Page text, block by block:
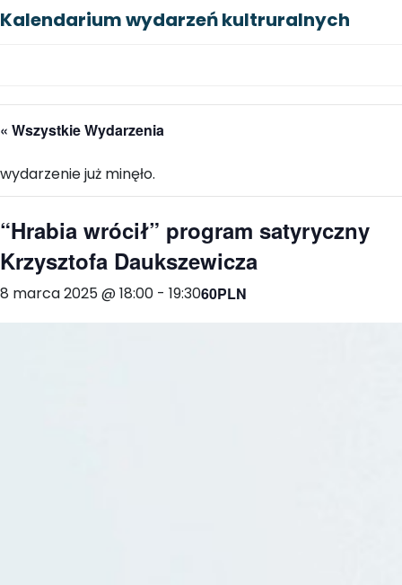
Kalendarium wydarzeń kultruralnych
« Wszystkie Wydarzenia
wydarzenie już minęło.
“Hrabia wrócił” program satyryczny
Krzysztofa Daukszewicza
8 marca 2025 @ 18:00 - 19:3060PLN